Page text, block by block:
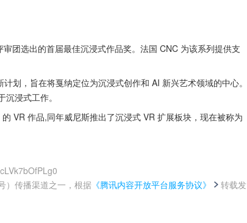
团选出的首届最佳沉浸式作品奖。法国 CNC 为该系列提供支
划，旨在将戛纳定位为沉浸式创作和 AI 新兴艺术领域的中心。
浸式工作。
VR 作品,同年威尼斯推出了沉浸式 VR 扩展板块，现在被称为
）传播渠道之一，根据 《腾讯内容开放平台服务协议》
转载发